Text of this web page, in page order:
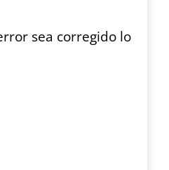
sea corregido lo